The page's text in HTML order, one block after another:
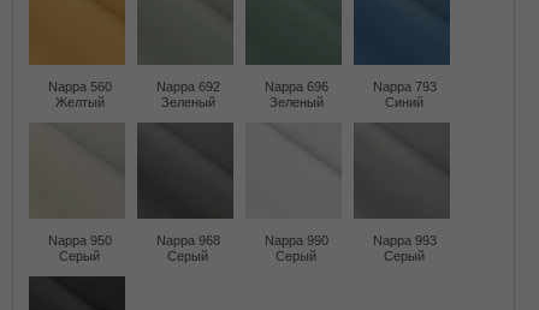
Nappa 560
Желтый
Nappa 692
Зеленый
Nappa 696
Зеленый
Nappa 793
Синий
Nappa 950
Серый
Nappa 968
Серый
Nappa 990
Серый
Nappa 993
Серый